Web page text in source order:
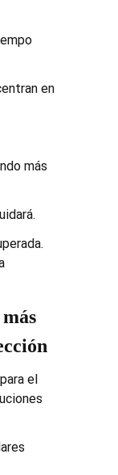
en
más
el